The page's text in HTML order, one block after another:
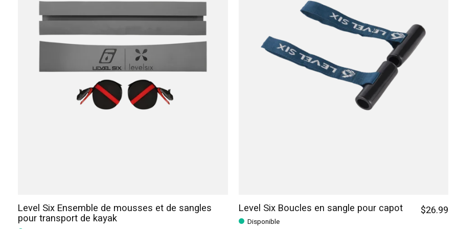
Level Six Ensemble de mousses et de sangles
pour transport de kayak
Level Six Boucles en sangle pour capot
Disponible
$26.99